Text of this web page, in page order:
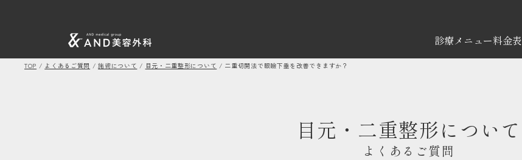
診療メニュー料金表
TOP / よくあるご質問 /施術について / 目元・二重整形について / 二重切開法で眼瞼下垂を改善できますか？
目元・二重整形について
よくあるご質問